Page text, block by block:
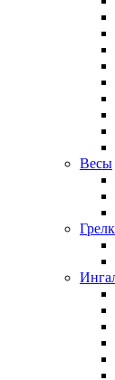
Весы